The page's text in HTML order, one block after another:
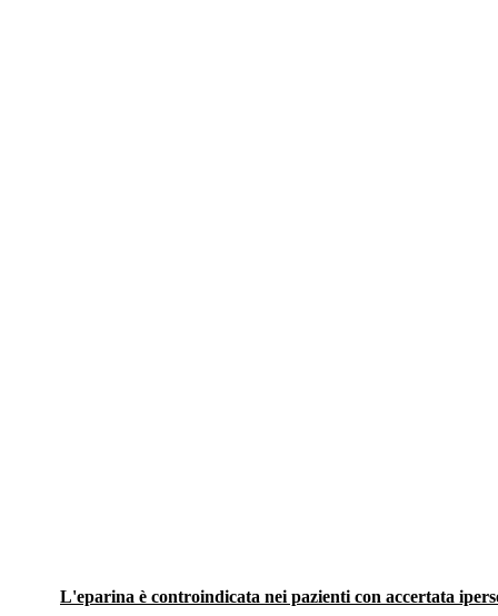
L'eparina è controindicata nei pazienti con accertata